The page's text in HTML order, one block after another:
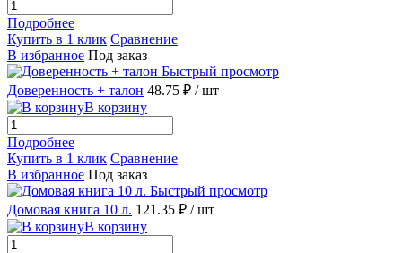
Подробнее
Купить в 1 клик Сравнение
В избранное Под заказ
Быстрый просмотр
Доверенность + талон 48.75 ₽ / шт
В корзину
Подробнее
Купить в 1 клик Сравнение
В избранное Под заказ
Быстрый просмотр
Домовая книга 10 л. 121.35 ₽ / шт
В корзину